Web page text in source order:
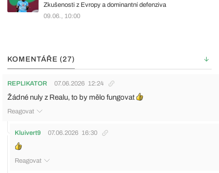
Zkušenosti z Evropy a dominantní defenziva
09.06., 10:00
KOMENTÁŘE (27)
REPLIKATOR 07.06.2026 12:24
Žádné nuly z Realu, to by mělo fungovat
Reagovat
Kluivert9 07.06.2026 16:30
Reagovat